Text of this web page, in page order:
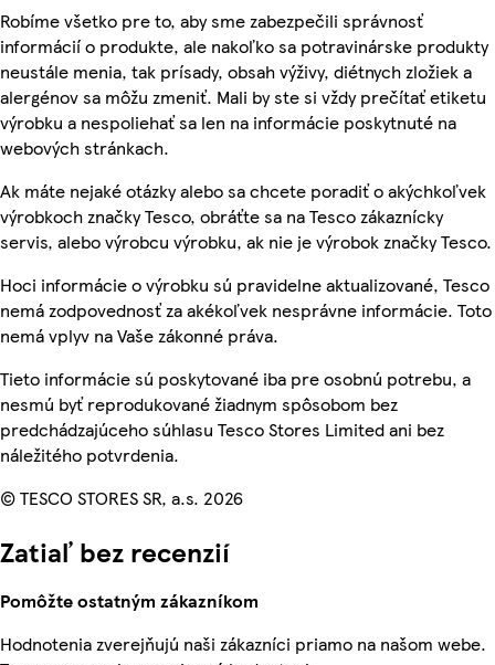
Robíme všetko pre to, aby sme zabezpečili správnosť
informácií o produkte, ale nakoľko sa potravinárske produkty
neustále menia, tak prísady, obsah výživy, diétnych zložiek a
alergénov sa môžu zmeniť. Mali by ste si vždy prečítať etiketu
výrobku a nespoliehať sa len na informácie poskytnuté na
webových stránkach.
Ak máte nejaké otázky alebo sa chcete poradiť o akýchkoľvek
výrobkoch značky Tesco, obráťte sa na Tesco zákaznícky
servis, alebo výrobcu výrobku, ak nie je výrobok značky Tesco.
Hoci informácie o výrobku sú pravidelne aktualizované, Tesco
nemá zodpovednosť za akékoľvek nesprávne informácie. Toto
nemá vplyv na Vaše zákonné práva.
Tieto informácie sú poskytované iba pre osobnú potrebu, a
nesmú byť reprodukované žiadnym spôsobom bez
predchádzajúceho súhlasu Tesco Stores Limited ani bez
náležitého potvrdenia.
© TESCO STORES SR, a.s. 2026
Zatiaľ bez recenzií
Pomôžte ostatným zákazníkom
Hodnotenia zverejňujú naši zákazníci priamo na našom webe.